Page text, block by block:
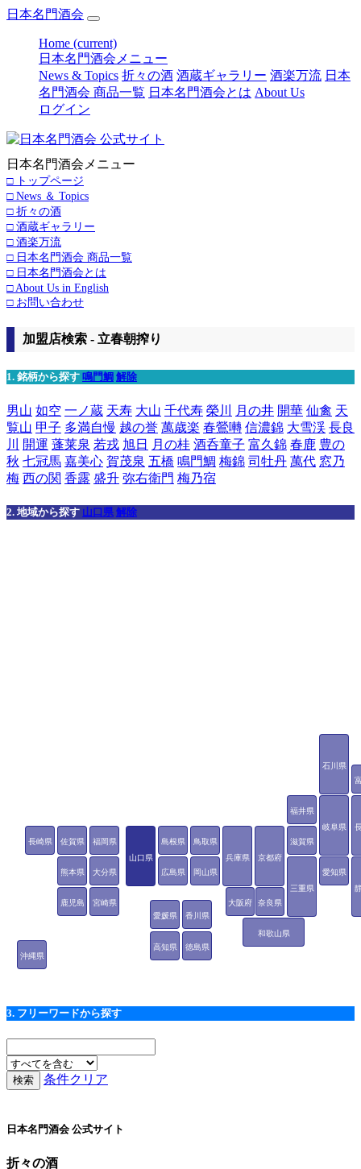
日本名門酒会
Home (current)
日本名門酒会メニュー
News & Topics 折々の酒 酒蔵ギャラリー 酒楽万流 日本
名門酒会 商品一覧 日本名門酒会とは About Us
ログイン
日本名門酒会メニュー
□ トップページ
□ News ＆ Topics
□ 折々の酒
□ 酒蔵ギャラリー
□ 酒楽万流
□ 日本名門酒会 商品一覧
□ 日本名門酒会とは
□ About Us in English
□ お問い合わせ
加盟店検索 - 立春朝搾り
1. 銘柄から探す 鳴門鯛 解除
男山 如空 一ノ蔵 天寿 大山 千代寿 榮川 月の井 開華 仙禽 天
覧山 甲子 多満自慢 越の誉 萬歳楽 春鶯囀 信濃錦 大雪渓 長良
川
開運 蓬莱泉 若戎 旭日 月の桂 酒呑童子 富久錦 春鹿 豊の
秋 七冠馬 嘉美心 賀茂泉 五橋 鳴門鯛 梅錦 司牡丹 萬代 窓乃
梅 西の関 香露 盛升 弥右衛門 梅乃宿
2. 地域から探す 山口県 解除
石川県
福井県
岐阜県
愛知県
三重県
滋賀県
京都府
大阪府
兵庫県
奈良県
和歌山県
鳥取県
島根県
岡山県
広島県
山口県
徳島県
香川県
愛媛県
高知県
福岡県
佐賀県
長崎県
熊本県 大分県
宮崎県
鹿児島
沖縄県
3. フリーワードから探す
条件クリア
日本名門酒会 公式サイト
折々の酒